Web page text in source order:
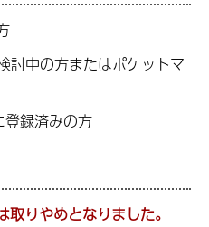
中の方またはポケットマ
録済みの方
りやめとなりました。